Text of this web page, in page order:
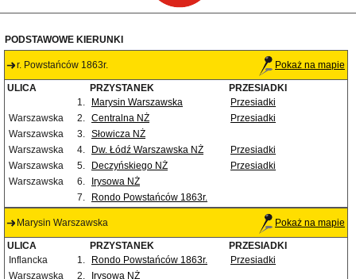
PODSTAWOWE KIERUNKI
r. Powstańców 1863r. Pokaż na mapie
ULICA PRZYSTANEK
PRZESIADKI
1.
Marysin Warszawska
Przesiadki
Warszawska
2. Centralna NŻ
Przesiadki
Warszawska
3. Słowicza NŻ
Warszawska
4. Dw. Łódź Warszawska NŻ
Przesiadki
Warszawska
5. Deczyńskiego NŻ
Przesiadki
Warszawska
6.
Irysowa NŻ
7.
Rondo Powstańców 1863r.
Marysin Warszawska Pokaż na mapie
ULICA PRZYSTANEK
PRZESIADKI
Inflancka
1. Rondo Powstańców 1863r.
Przesiadki
Warszawska
2. Irysowa NŻ